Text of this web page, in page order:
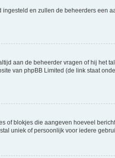
en zullen de beheerders een
aan de beheerder vragen of hij het
van phpBB Limited (de link staat
of blokjes die aangeven hoeveel
uniek of persoonlijk voor iedere